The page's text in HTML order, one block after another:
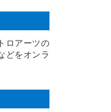
ロアーツの
どをオンラ